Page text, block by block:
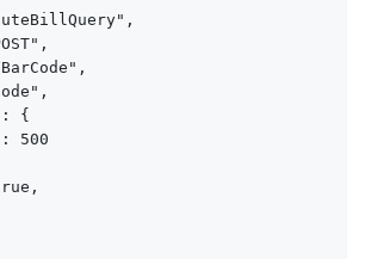
{
500